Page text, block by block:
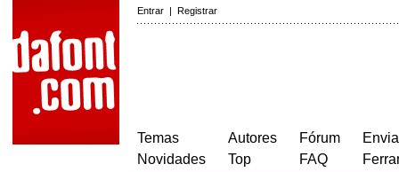
Entrar | Registrar
Temas
Novidades
Autores
Top
Fórum
FAQ